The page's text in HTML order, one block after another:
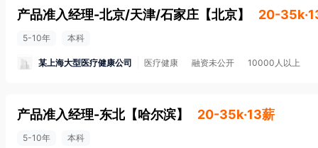
产品准入经理-北京/天津/石家庄 【北京】 20-
5-10年 本科
某上海大型医疗健康公司 医疗健康 融资未公开 10000人以上
产品准入经理-东北 【哈尔滨】 20-35k·13薪
5-10年 本科